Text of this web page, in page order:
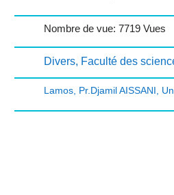
Nombre de vue: 7719 Vues
Divers, Faculté des
Lamos, Pr.Djamil AISSANI